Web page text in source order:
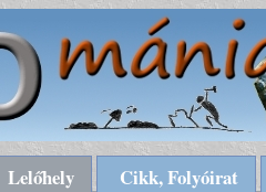
Lelőhely
Cikk, Folyóirat